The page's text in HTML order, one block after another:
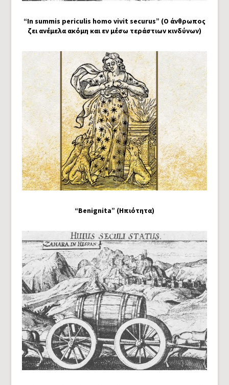
“In summis periculis homo vivit securus” (Ο άνθρωπος
ζει ανέμελα ακόμη και εν μέσω τεράστιων κινδύνων)
“Benignita” (Ηπιότητα)